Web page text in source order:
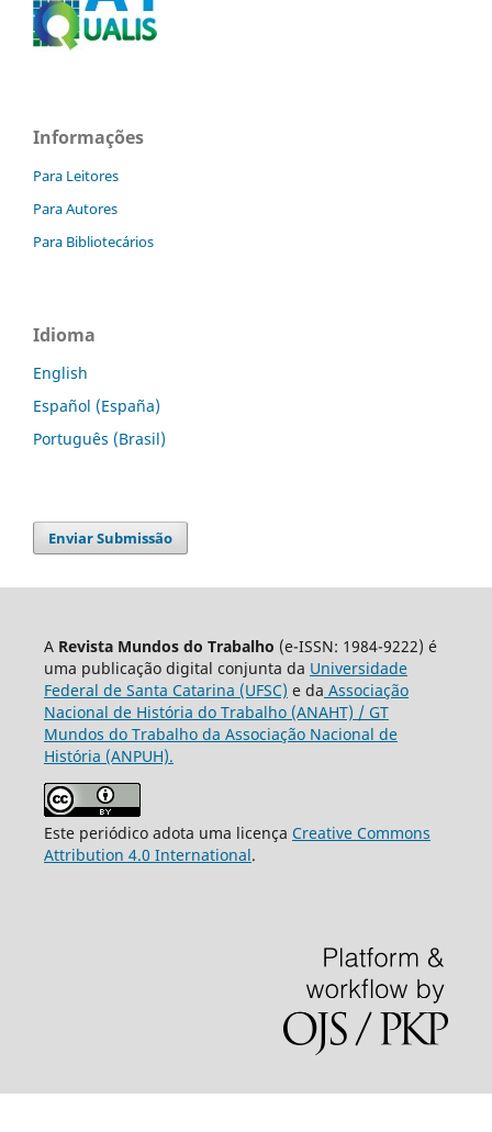
Informações
Para Leitores
Para Autores
Para Bibliotecários
Idioma
English
Español (España)
Português (Brasil)
Enviar Submissão
A Revista Mundos do Trabalho (e-ISSN: 1984-9222) é
uma publicação digital conjunta da Universidade
Federal de Santa Catarina (UFSC) e da Associação
Nacional de História do Trabalho (ANAHT) / GT
Mundos do Trabalho da Associação Nacional de
História (ANPUH).
Este periódico adota uma licença Creative Commons
Attribution 4.0 International.